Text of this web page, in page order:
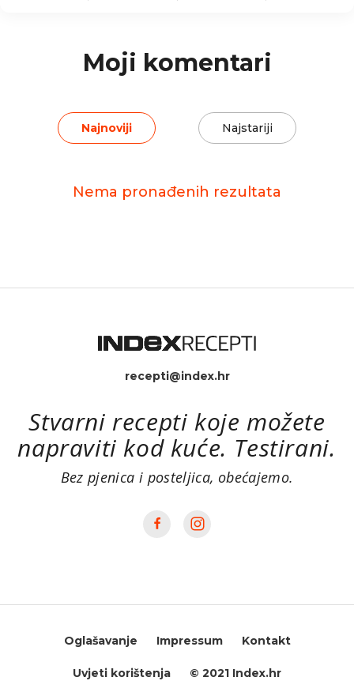
Moji komentari
Najnoviji Najstariji
Nema pronađenih rezultata
recepti@index.hr
Stvarni recepti koje možete
napraviti kod kuće. Testirani.
Bez pjenica i posteljica, obećajemo.
Oglašavanje Impressum Kontakt
Uvjeti korištenja © 2021 Index.hr